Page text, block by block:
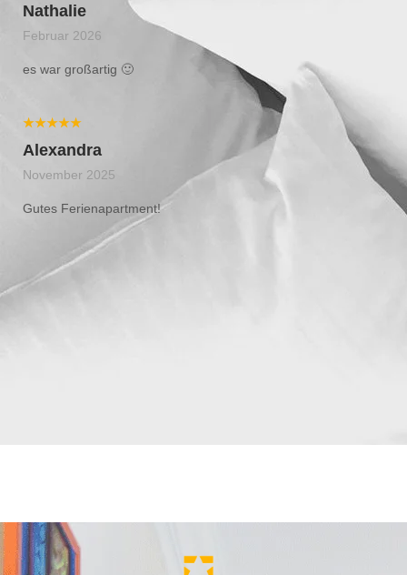
Nathalie
Februar 2026
es war großartig 🙂
★★★★★
Alexandra
November 2025
Gutes Ferienapartment!